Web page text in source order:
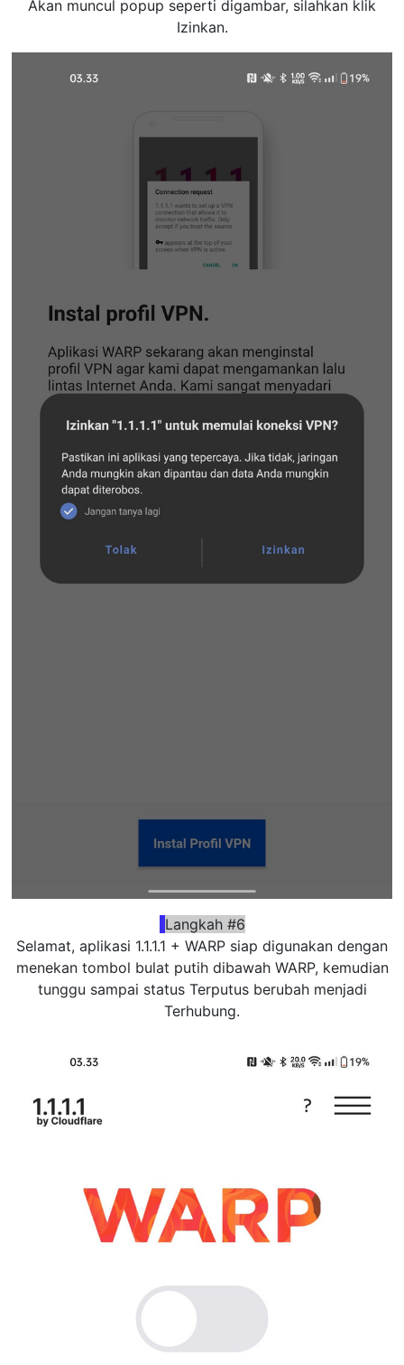
Akan muncul popup seperti digambar, silahkan klik
Izinkan.
Langkah #6
Selamat, aplikasi 1.1.1.1 + WARP siap digunakan dengan
menekan tombol bulat putih dibawah WARP, kemudian
tunggu sampai status Terputus berubah menjadi
Terhubung.